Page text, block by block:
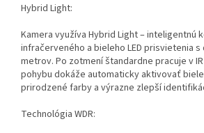
Hybrid Light:
Kamera využíva Hybrid Light – inteligentnú
infračerveného a bieleho LED prisvietenia s
metrov. Po zotmení štandardne pracuje v
pohybu dokáže automaticky aktivovať
prirodzené farby a výrazne zlepší
Technológia WDR: